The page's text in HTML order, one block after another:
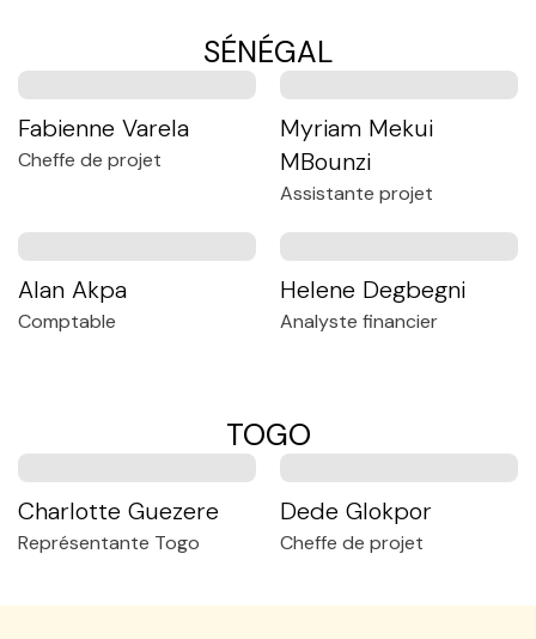
SÉNÉGAL
Fabienne Varela
Cheffe de projet
Myriam Mekui
MBounzi
Assistante projet
Alan Akpa
Comptable
Helene Degbegni
Analyste financier
TOGO
Charlotte Guezere
Représentante Togo
Dede Glokpor
Cheffe de projet